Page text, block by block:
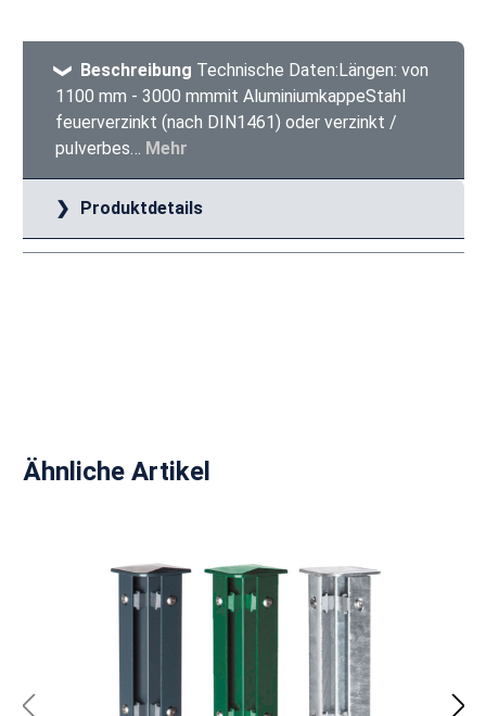
Beschreibung Technische Daten:Längen: von
1100 mm - 3000 mmmit AluminiumkappeStahl
feuerverzinkt (nach DIN1461) oder verzinkt /
pulverbes… Mehr
Produktdetails
Produktgalerie überspringen
Ähnliche Artikel